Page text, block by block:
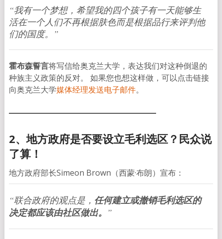
“我有一个梦想，希望我的四个孩子有一天能够生
活在一个人们不再根据肤色而是根据品行来评判他
们的国度。”
霍布森誓言将写信给奥克兰大学，表达我们对这种倒退的
种族主义政策的反对。 如果您也想这样做，可以点击链接
向奥克兰大学媒体经理发送电子邮件。
2、地方政府是否要设立毛利选区？民众说
了算！
地方政府部长Simeon Brown（西蒙·布朗）宣布：
“联合政府的观点是， 任何建立或撤销毛利选区的
决定都应该由社区做出。 ”